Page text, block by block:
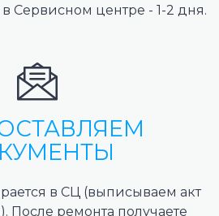
Сервисном центре - 1-2 дня.
в СЦ (выписываем акт
После ремонта получаете